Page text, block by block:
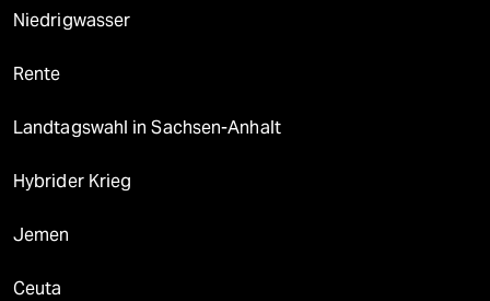
Niedrigwasser
Rente
Landtagswahl in Sachsen-Anhalt
Hybrider Krieg
Jemen
Ceuta